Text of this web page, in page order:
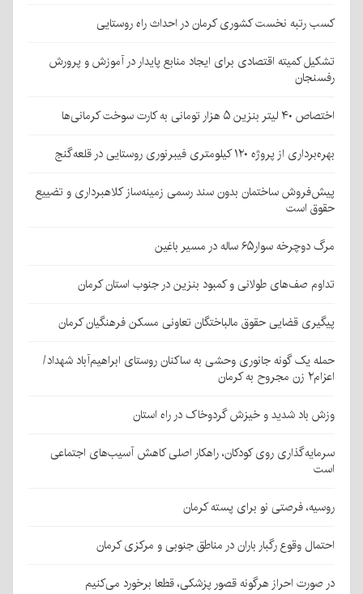
کسب رتبه نخست کشوری کرمان در احداث راه روستایی
تشکیل کمیته اقتصادی برای ایجاد منابع پایدار در آموزش و پرورش
رفسنجان
اختصاص ۴۰ لیتر بنزین ۵ هزار تومانی به کارت سوخت کرمانی‌ها
بهره‌برداری از پروژه ۱۲۰ کیلومتری فیبرنوری روستایی در قلعه‌گنج
پیش‌فروش ساختمان بدون سند رسمی زمینه‌ساز کلاهبرداری و تضییع
حقوق است
مرگ دوچرخه سوار۶۵ ساله در مسیر باغین
تداوم صف‌های طولانی و کمبود بنزین در جنوب استان کرمان
پیگیری قضایی حقوق مالباختگان تعاونی مسکن فرهنگیان کرمان
حمله یک گونه جانوری وحشی به ساکنان روستای ابراهیم‌آباد شهداد/
اعزام۲ زن مجروح به کرمان
وزش باد شدید و خیزش گردوخاک در راه استان
سرمایه‌گذاری روی کودکان، راهکار اصلی کاهش آسیب‌های اجتماعی
است
روسیه، فرصتی نو برای پسته کرمان
احتمال وقوع رگبار باران در مناطق جنوبی و مرکزی کرمان
در صورت احراز هرگونه قصور پزشکی، قطعا برخورد می‌کنیم